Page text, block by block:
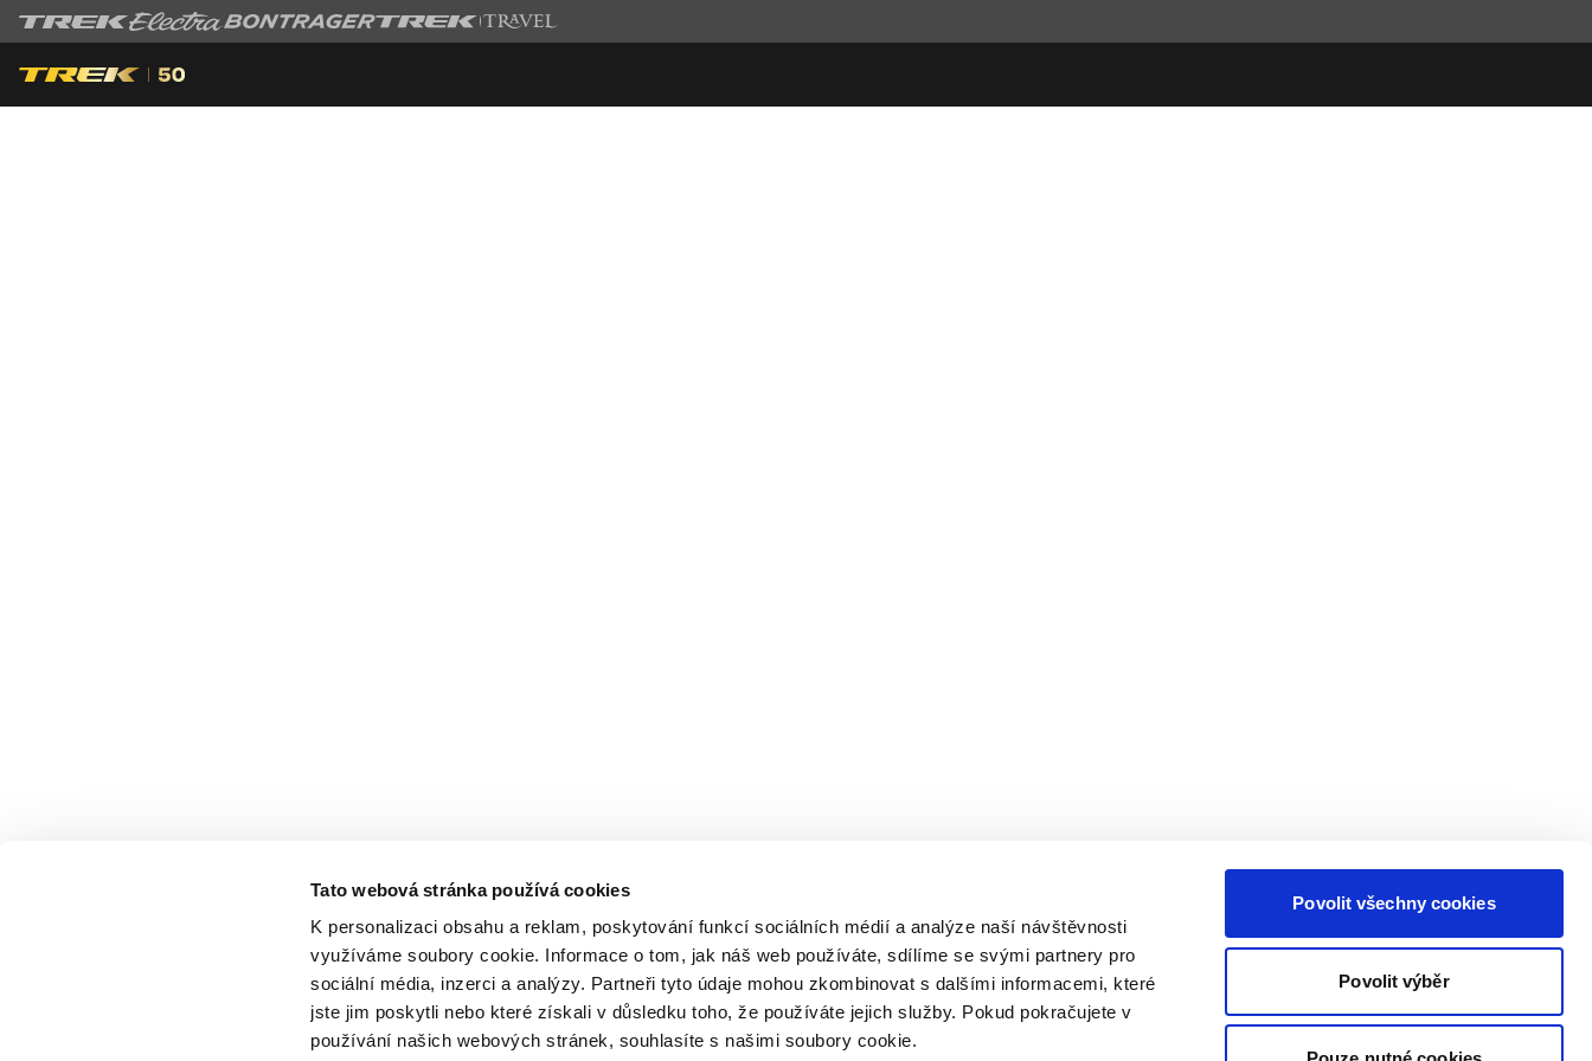
Tato webová stránka používá cookies
K personalizaci obsahu a reklam, poskytování funkcí sociálních médií a analýze naší návštěvnosti
využíváme soubory cookie. Informace o tom, jak náš web používáte, sdílíme se svými partnery pro
sociální média, inzerci a analýzy. Partneři tyto údaje mohou zkombinovat s dalšími informacemi, které
jste jim poskytli nebo které získali v důsledku toho, že používáte jejich služby. Pokud pokračujete v
používání našich webových stránek, souhlasíte s našimi soubory cookie.
Povolit všechny cookies
Povolit výběr